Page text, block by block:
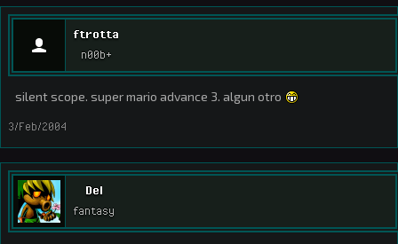
ftrotta
n00b+
silent scope. super mario advance 3. algun otro
3/Feb/2004
Del
fantasy